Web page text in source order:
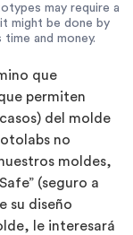
may require a
might be done by
and money.
que
permiten
del molde
no
moldes,
(seguro a
su diseño
le interesará